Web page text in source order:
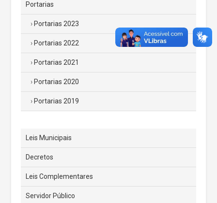
Portarias
Portarias 2023
Portarias 2022
Portarias 2021
Portarias 2020
Portarias 2019
Leis Municipais
Decretos
Leis Complementares
Servidor Público